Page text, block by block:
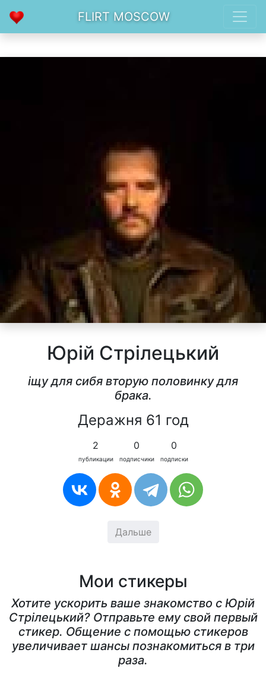
FLIRT MOSCOW
Юрiй Стрілецький
іщу для сибя вторую половинку для
брака.
Деражня 61 год
2
публикации
0
подписчики
0
подписки
Дальше
Мои стикеры
Хотите ускорить ваше знакомство с Юрiй
Стрілецький? Отправьте ему свой первый
стикер. Общение с помощью стикеров
увеличивает шансы познакомиться в три
раза.